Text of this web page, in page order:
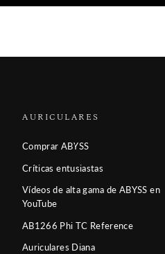
AURICULARES
Comprar ABYSS
Críticas entusiastas
Vídeos de alta gama de ABYSS en
YouTube
AB1266 Phi TC Reference
Auriculares Diana